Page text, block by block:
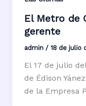
El Metro de
gerente
admin / 18 de julio
El 17 de julio
de Édison
de la Empresa